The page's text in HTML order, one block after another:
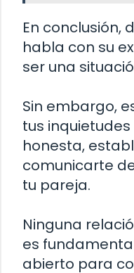
En conclusión,
habla con su
ser una
Sin embargo,
tus
honesta,
comunicarte
tu pareja.
Ninguna
es
abierto para